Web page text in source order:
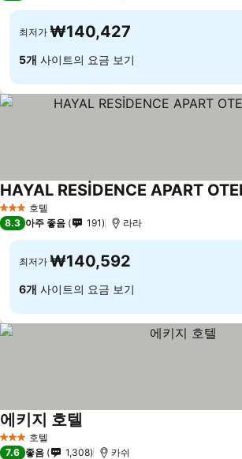
최저가 ₩140,427
5개 사이트의 요금 보기
3 성급 호텔
HAYAL RESİDENCE APART
8.3 아주 좋음 191 라라
최저가 ₩140,592
6개 사이트의 요금 보기
3 성급 호텔
에키지 호텔
7.6 좋음 1,308 카쉬